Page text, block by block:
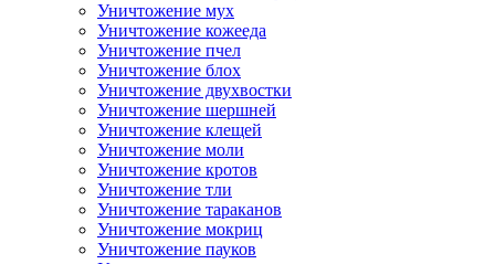
Уничтожение мух
Уничтожение кожееда
Уничтожение пчел
Уничтожение блох
Уничтожение двухвостки
Уничтожение шершней
Уничтожение клещей
Уничтожение моли
Уничтожение кротов
Уничтожение тли
Уничтожение тараканов
Уничтожение мокриц
Уничтожение пауков